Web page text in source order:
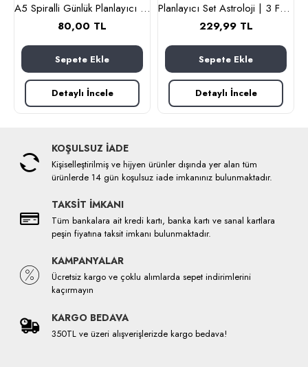
A5 Spiralli Günlük Planlayıcı 100 sayfa Astroloji Tema
80,00 TL
Sepete Ekle
Detaylı İncele
Planlayıcı Set Astroloji | 3 Farklı Özel Ürün | Günlük Planlayıcı | Haftalık Planlayıcı | To-do List
229,99 TL
Sepete Ekle
Detaylı İncele
KOŞULSUZ İADE
Kişiselleştirilmiş ve hijyen ürünler dışında yer alan tüm
ürünlerde 14 gün koşulsuz iade imkanınız bulunmaktadır.
TAKSİT İMKANI
Tüm bankalara ait kredi kartı, banka kartı ve sanal kartlara
peşin fiyatına taksit imkanı bulunmaktadır.
KAMPANYALAR
Ücretsiz kargo ve çoklu alımlarda sepet indirimlerini
kaçırmayın
KARGO BEDAVA
350TL ve üzeri alışverişlerizde kargo bedava!